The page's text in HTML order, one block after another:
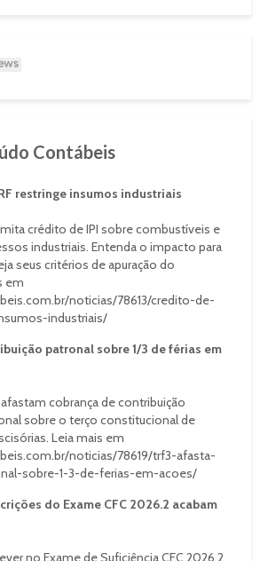
Contábeis
restringe insumos industriais
crédito de IPI sobre combustíveis e
industriais. Entenda o impacto para
seus critérios de apuração do
em
noticias/78613/credito-de-
industriais/
patronal sobre 1/3 de férias em
cobrança de contribuição
sobre o terço constitucional de
Leia mais em
noticias/78619/trf3-afasta-
sobre-1-3-de-ferias-em-acoes/
do Exame CFC 2026.2 acabam
no Exame de Suficiência CFC 2026.2